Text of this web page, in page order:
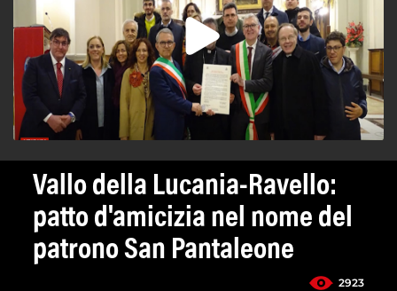
Vallo della Lucania-Ravello:
patto d'amicizia nel nome del
patrono San Pantaleone
2923